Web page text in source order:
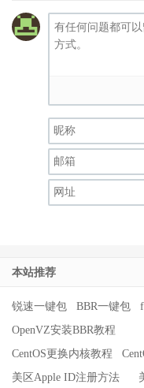
本站推荐
锐速一键包 BBR一键包
OpenVZ安装BBR教程
CentOS更换内核教程
美区Apple ID注册方法